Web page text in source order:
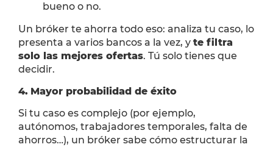
bueno o no.
Un bróker te ahorra todo eso: analiza tu caso, lo
presenta a varios bancos a la vez, y te filtra
solo las mejores ofertas. Tú solo tienes que
decidir.
4. Mayor probabilidad de éxito
Si tu caso es complejo (por ejemplo,
autónomos, trabajadores temporales, falta de
ahorros…), un bróker sabe cómo estructurar la